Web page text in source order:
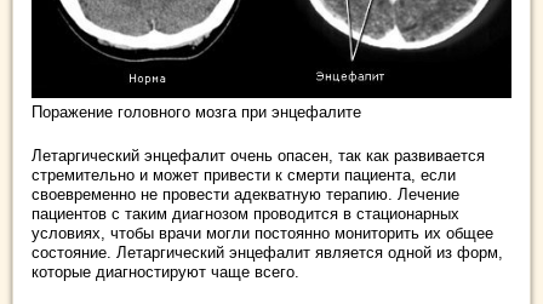
Поражение головного мозга при энцефалите
Летаргический энцефалит очень опасен, так как развивается
стремительно и может привести к смерти пациента, если
своевременно не провести адекватную терапию. Лечение
пациентов с таким диагнозом проводится в стационарных
условиях, чтобы врачи могли постоянно мониторить их общее
состояние. Летаргический энцефалит является одной из форм,
которые диагностируют чаще всего.